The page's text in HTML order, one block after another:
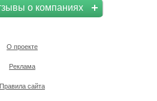
о компаниях
О проекте
Реклама
Правила сайта